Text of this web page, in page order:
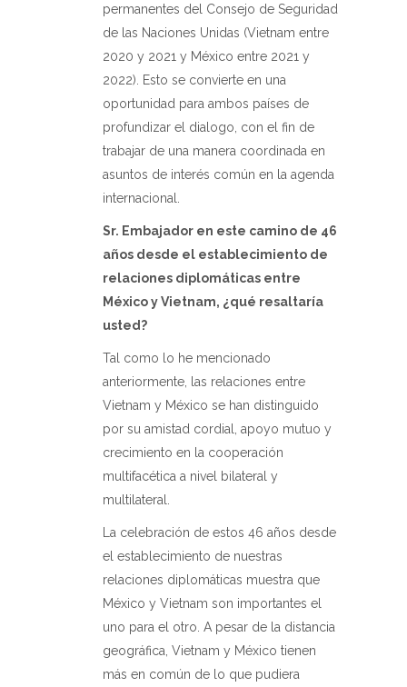
permanentes del Consejo de Seguridad
de las Naciones Unidas (Vietnam entre
2020 y 2021 y México entre 2021 y
2022). Esto se convierte en una
oportunidad para ambos países de
profundizar el dialogo, con el fin de
trabajar de una manera coordinada en
asuntos de interés común en la agenda
internacional.
Sr. Embajador en este camino de 46
años desde el establecimiento de
relaciones diplomáticas entre
México y Vietnam, ¿qué resaltaría
usted?
Tal como lo he mencionado
anteriormente, las relaciones entre
Vietnam y México se han distinguido
por su amistad cordial, apoyo mutuo y
crecimiento en la cooperación
multifacética a nivel bilateral y
multilateral.
La celebración de estos 46 años desde
el establecimiento de nuestras
relaciones diplomáticas muestra que
México y Vietnam son importantes el
uno para el otro. A pesar de la distancia
geográfica, Vietnam y México tienen
más en común de lo que pudiera